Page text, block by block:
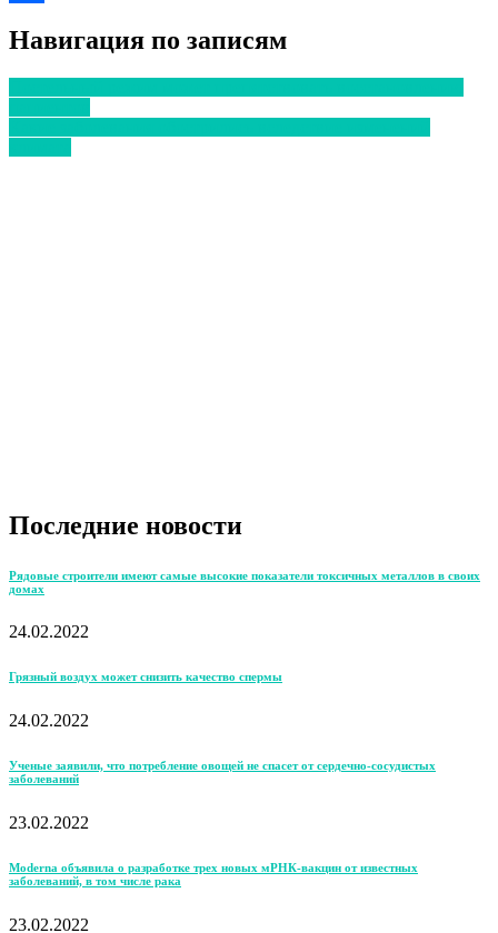
Навигация по записям
Последние новости
Рядовые строители имеют самые высокие показатели токсичных металлов в своих
домах
24.02.2022
Грязный воздух может снизить качество спермы
24.02.2022
Ученые заявили, что потребление овощей не спасет от сердечно-сосудистых
заболеваний
23.02.2022
Moderna объявила о разработке трех новых мРНК-вакцин от известных
заболеваний, в том числе рака
23.02.2022